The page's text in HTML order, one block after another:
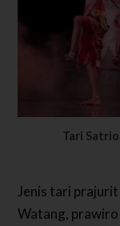
Tari
Jenis tari
Watang,